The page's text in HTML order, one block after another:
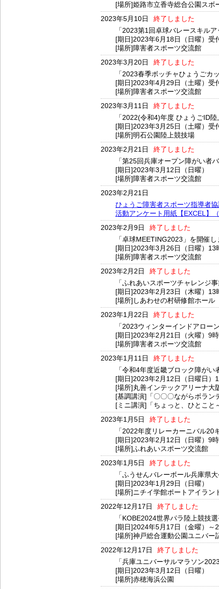
[場所]姫路市立香寺総合公園スボ
2023年5月10日
終了しました
「2023第1回卓球バレースキル
[期日]2023年6月18日（日曜）受
[場所]障害者スポーツ交流館
2023年3月20日
終了しました
「2023春季ボッチャひょうごカ
[期日]2023年4月29日（土曜）受
[場所]障害者スポーツ交流館
2023年3月11日
終了しました
「2022(令和4)年度 ひょうごID
[期日]2023年3月25日（土曜）受
[場所]明石公園陸上競技場
2023年2月21日
終了しました
「第25回兵庫オープン障がい者
[期日]2023年3月12日（日曜）
[場所]障害者スポーツ交流館
2023年2月21日
ひょうご障害者スポーツ指導者
活動アンケート用紙【EXCEL】
2023年2月9日
終了しました
「卓球MEETING2023」を開催
[期日]2023年3月26日（日曜）13
[場所]障害者スポーツ交流館
2023年2月2日
終了しました
「ふれあいスポーツチャレンジ
[期日]2023年2月23日（木曜）13
[場所]しあわせの村研修館ホール
2023年1月22日
終了しました
「2023ウィンターインドアロー
[期日]2023年2月21日（火曜）9
[場所]障害者スポーツ交流館
2023年1月11日
終了しました
「令和4年度近畿ブロック障が
[期日]2023年2月12日（日曜日）
[場所]丸善インテックアリーナ大
[基調講演]「〇〇〇ながらボラ
[ミニ講演]「ちょっと、ひとこと
2023年1月5日
終了しました
「2022年度リレーカーニバル
[期日]2023年2月12日（日曜）9
[場所]ふれあいスポーツ交流館
2023年1月5日
終了しました
「ふうせんバレーボール兵庫県
[期日]2023年1月29日（日曜）
[場所]ニチイ学館ポートアイラン
2022年12月17日
終了しました
「KOBE2024世界パラ陸上競技
[期日]2024年5月17日（金曜）～
[場所]神戸総合運動公園ユニバー
2022年12月17日
終了しました
「兵庫ユニバーサルマラソン
[期日]2023年3月12日（日曜）
[場所]赤穂海浜公園